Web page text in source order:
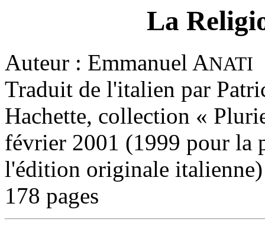
La
Auteur : Emmanuel ANATI
Traduit de l'italien par
Hachette, collection «
février 2001 (1999 pour la
l'édition originale italienne)
178 pages